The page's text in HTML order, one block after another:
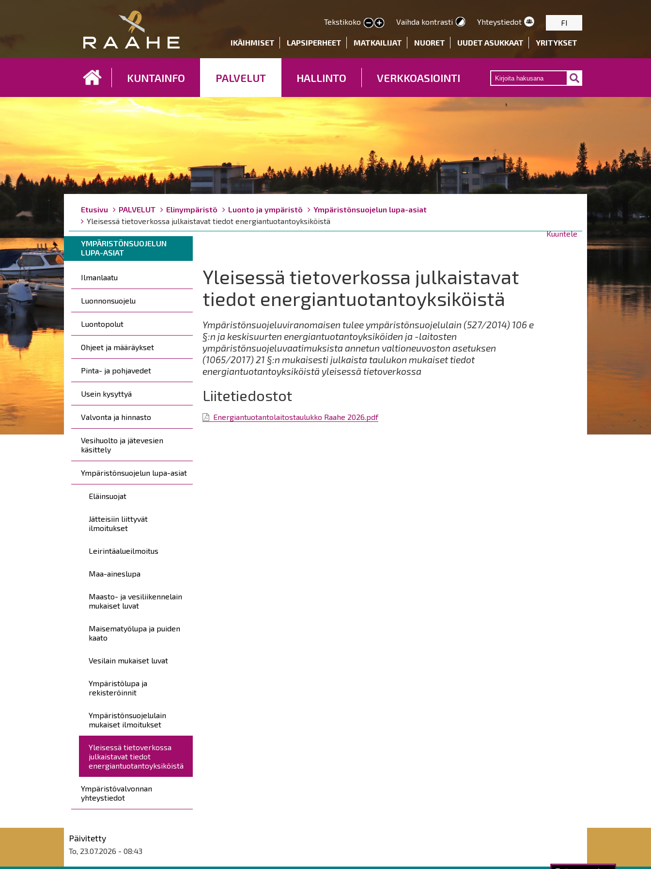
pääsisältöön
Tekstikoko
Pienennä tekstin kokoa
Suurenna tekstin kokoa Vaihda kontrasti Yhteystiedot FI
Kohderyhmät
IKÄIHMISET LAPSIPERHEET MATKAILIJAT NUORET UUDET ASUKKAAT YRITYKSET
KUNTAINFO PALVELUT HALLINTO VERKKOASIOINTI
Breadcrumbs
You
are
here:
Etusivu PALVELUT Elinympäristö Luonto ja ympäristö
Ympäristönsuojelun lupa-asiat
Yleisessä tietoverkossa julkaistavat tiedot energiantuotantoyksiköistä
Breadcrumbs
YMPÄRISTÖNSUOJELUN
LUPA-ASIAT
Kuuntele
Päävalikko
Ilmanlaatu
Luonnonsuojelu
Luontopolut
Ohjeet ja määräykset
Pinta- ja pohjavedet
Usein kysyttyä
Valvonta ja hinnasto
Vesihuolto ja jätevesien
käsittely
Ympäristönsuojelun lupa-asiat
Eläinsuojat
Jätteisiin liittyvät
ilmoitukset
Leirintäalueilmoitus
Maa-aineslupa
Maasto- ja vesiliikennelain
mukaiset luvat
Maisematyölupa ja puiden
kaato
Vesilain mukaiset luvat
Ympäristölupa ja
rekisteröinnit
Ympäristönsuojelulain
mukaiset ilmoitukset
Yleisessä tietoverkossa
julkaistavat tiedot
energiantuotantoyksiköistä
Ympäristövalvonnan
yhteystiedot
Yleisessä tietoverkossa julkaistavat
tiedot energiantuotantoyksiköistä
Ympäristönsuojeluviranomaisen tulee ympäristönsuojelulain (527/2014) 106 e
§:n ja keskisuurten energiantuotantoyksiköiden ja -laitosten
ympäristönsuojeluvaatimuksista annetun valtioneuvoston asetuksen
(1065/2017) 21 §:n mukaisesti julkaista taulukon mukaiset tiedot
energiantuotantoyksiköistä yleisessä tietoverkossa
Liitetiedostot
Energiantuotantolaitostaulukko Raahe 2026.pdf
Päivitetty
To, 23.07.2026 - 08:43